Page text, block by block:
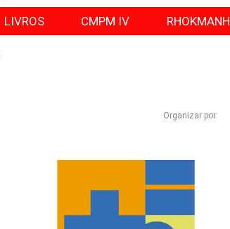
LIVROS CMPM IV RHOKMANH
Organizar por: